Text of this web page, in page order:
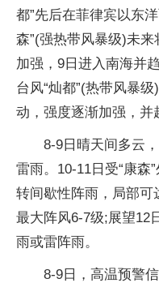
都”先后在菲律宾以东
森”(强热带风暴级)未
加强，9日进入南海并
台风“灿都”(热带风暴
动，强度逐渐加强，并
8-9日晴天间多云
雷雨。10-11日受“康森
转间歇性阵雨，局部可
最大阵风6-7级;展望12
雨或雷阵雨。
8-9日，高温预警